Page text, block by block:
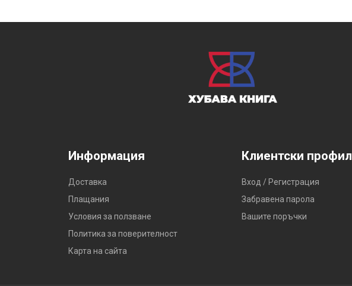
Информация
Доставка
Плащания
Условия за ползване
Политика за поверителност
Карта на сайта
Клиентски профил
Вход / Регистрация
Забравена парола
Вашите поръчки